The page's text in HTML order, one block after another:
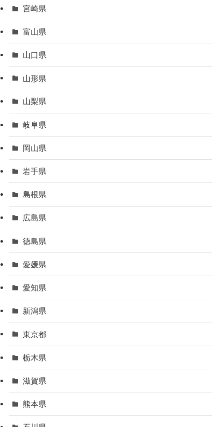
宮崎県
富山県
山口県
山形県
山梨県
岐阜県
岡山県
岩手県
島根県
広島県
徳島県
愛媛県
愛知県
新潟県
東京都
栃木県
滋賀県
熊本県